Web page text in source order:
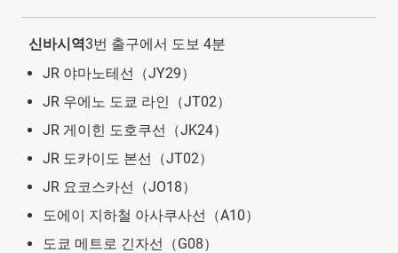
신바시역3번 출구에서 도보 4분
JR 야마노테선（JY29）
JR 우에노 도쿄 라인（JT02）
JR 게이힌 도호쿠선（JK24）
JR 도카이도 본선（JT02）
JR 요코스카선（JO18）
도에이 지하철 아사쿠사선（A10）
도쿄 메트로 긴자선（G08）